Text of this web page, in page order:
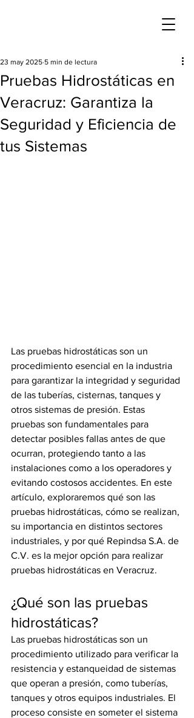
Pruebas Hidrostáticas en
Veracruz: Garantiza la
Seguridad y Eficiencia de
tus Sistemas
23 may 2025 5 min de lectura
Las pruebas hidrostáticas son un
procedimiento esencial en la industria
para garantizar la integridad y seguridad
de las tuberías, cisternas, tanques y
otros sistemas de presión. Estas
pruebas son fundamentales para
detectar posibles fallas antes de que
ocurran, protegiendo tanto a las
instalaciones como a los operadores y
evitando costosos accidentes. En este
artículo, exploraremos qué son las
pruebas hidrostáticas, cómo se realizan,
su importancia en distintos sectores
industriales, y por qué Repindsa S.A. de
C.V. es la mejor opción para realizar
pruebas hidrostáticas en Veracruz.
¿Qué son las pruebas
hidrostáticas?
Las pruebas hidrostáticas son un
procedimiento utilizado para verificar la
resistencia y estanqueidad de sistemas
que operan a presión, como tuberías,
tanques y otros equipos industriales. El
proceso consiste en someter el sistema